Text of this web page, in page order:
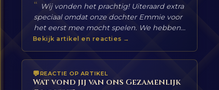
“
speciaal omdat onze dochter Emmie voor
het eerst mee mocht spelen. We hebben
echt genoten!
Bekijk artikel en reacties →
REACTIE OP ARTIKEL
Wat vond jij van ons Gezamenlijk